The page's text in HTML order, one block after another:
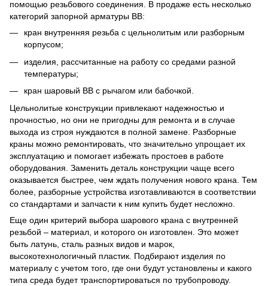
помощью резьбового соединения. В продаже есть несколько
категорий запорной арматуры ВВ:
кран внутренняя резьба с цельнолитым или разборным
корпусом;
изделия, рассчитанные на работу со средами разной
температуры;
кран шаровый ВВ с рычагом или бабочкой.
Цельнолитые конструкции привлекают надежностью и
прочностью, но они не пригодны для ремонта и в случае
выхода из строя нуждаются в полной замене. Разборные
краны можно ремонтировать, что значительно упрощает их
эксплуатацию и помогает избежать простоев в работе
оборудования. Заменить деталь конструкции чаще всего
оказывается быстрее, чем ждать получения нового крана. Тем
более, разборные устройства изготавливаются в соответствии
со стандартами и запчасти к ним купить будет несложно.
Еще один критерий выбора шарового крана с внутренней
резьбой – материал, и которого он изготовлен. Это может
быть латунь, сталь разных видов и марок,
высокотехнологичный пластик. Подбирают изделия по
материалу с учетом того, где они будут установлены и какого
типа среда будет транспортироваться по трубопроводу.